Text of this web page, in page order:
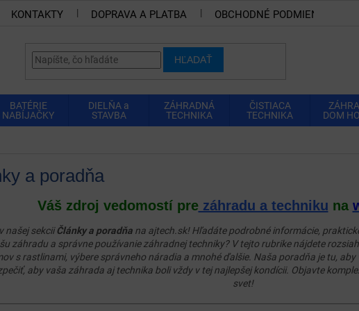
KONTAKTY DOPRAVA A PLATBA OBCHODNÉ PODMIENKY
HĽADAŤ
BATÉRIE
NABÍJAČKY
DIELŇA a
STAVBA
ZÁHRADNÁ
TECHNIKA
ČISTIACA
TECHNIKA
DOM
a poradňa
Váš zdroj vedomostí prezáhradu a techniku na
našej sekciiČlánky a poradňa na ajtech.sk! Hľadáte podrobné informácie,
záhradu a správne používanie záhradnej techniky? V tejto rubrike nájdete
s rastlinami, výbere správneho náradia a mnohé ďalšie. Naša poradňa je tu,
aby vaša záhrada aj technika boli vždy v tej najlepšej kondícii. Objavte
svet!